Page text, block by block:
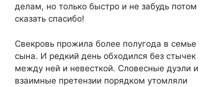
делам, но только быстро и не забудь потом
сказать спасибо!
Свекровь прожила более полугода в семье
сына. И редкий день обходился без стычек
между ней и невесткой. Словесные дуэли и
взаимные претензии порядком утомляли